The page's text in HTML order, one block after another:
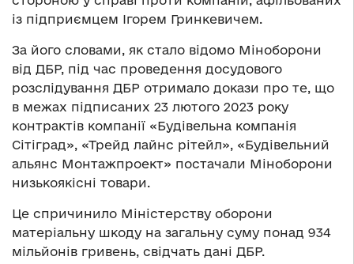
із підприємцем Ігорем Гринкевичем.
За його словами, як стало відомо Міноборони
від ДБР, під час проведення досудового
розслідування ДБР отримало докази про те, що
в межах підписаних 23 лютого 2023 року
контрактів компанії «Будівельна компанія
Сітіград», «Трейд лайнс рітейл», «Будівельний
альянс Монтажпроект» постачали Міноборони
низькоякісні товари.
Це спричинило Міністерству оборони
матеріальну шкоду на загальну суму понад 934
мільйонів гривень, свідчать дані ДБР.